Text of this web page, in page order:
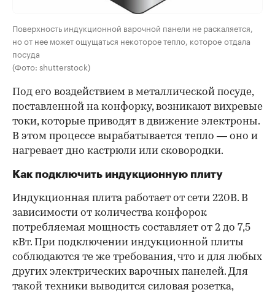
Поверхность индукционной варочной панели не раскаляется,
но от нее может ощущаться некоторое тепло, которое отдала
посуда
(Фото: shutterstock)
Под его воздействием в металлической посуде,
поставленной на конфорку, возникают вихревые
токи, которые приводят в движение электроны.
В этом процессе вырабатывается тепло — оно и
нагревает дно кастрюли или сковородки.
Как подключить индукционную плиту
Индукционная плита работает от сети 220В. В
зависимости от количества конфорок
потребляемая мощность составляет от 2 до 7,5
кВт. При подключении индукционной плиты
соблюдаются те же требования, что и для любых
других электрических варочных панелей. Для
такой техники выводится силовая розетка,